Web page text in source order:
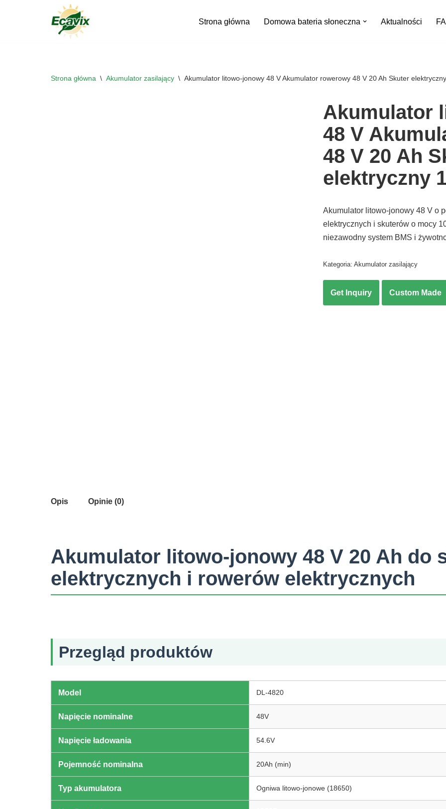
Strona główna Domowa bateria słoneczna Aktualności
Strona główna \ Akumulator zasilający \ Akumulator litowo-jonowy 48 V Akumulator rowerowy 48 V 20 Ah Skuter
Akumulator
48 V
48 V 20 Ah
elektryczny
Akumulator litowo-jonowy 48 V o
elektrycznych i skuterów o mocy
niezawodny system BMS i
Kategoria:Akumulator zasilający
Opis Opinie (0)
Akumulator litowo-jonowy 48 V 20 Ah do
elektrycznych i rowerów elektrycznych
Przegląd produktów
Model DL-4820
Napięcie nominalne 48V
Napięcie ładowania 54.6V
Pojemność nominalna 20Ah (min)
Typ akumulatora Ogniwa litowo-jonowe (18650)